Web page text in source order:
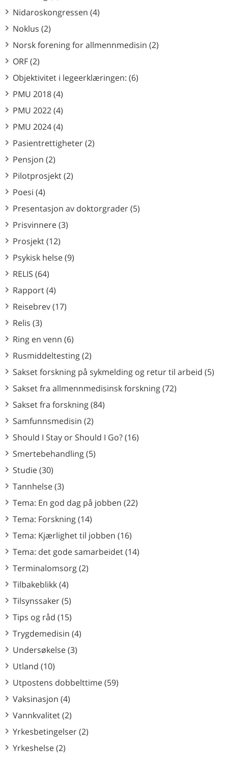
Nidaroskongressen (4)
Noklus (2)
Norsk forening for allmennmedisin (2)
ORF (2)
Objektivitet i legeerklæringen: (6)
PMU 2018 (4)
PMU 2022 (4)
PMU 2024 (4)
Pasientrettigheter (2)
Pensjon (2)
Pilotprosjekt (2)
Poesi (4)
Presentasjon av doktorgrader (5)
Prisvinnere (3)
Prosjekt (12)
Psykisk helse (9)
RELIS (64)
Rapport (4)
Reisebrev (17)
Relis (3)
Ring en venn (6)
Rusmiddeltesting (2)
Sakset forskning på sykmelding og retur til arbeid (5)
Sakset fra allmennmedisinsk forskning (72)
Sakset fra forskning (84)
Samfunnsmedisin (2)
Should I Stay or Should I Go? (16)
Smertebehandling (5)
Studie (30)
Tannhelse (3)
Tema: En god dag på jobben (22)
Tema: Forskning (14)
Tema: Kjærlighet til jobben (16)
Tema: det gode samarbeidet (14)
Terminalomsorg (2)
Tilbakeblikk (4)
Tilsynssaker (5)
Tips og råd (15)
Trygdemedisin (4)
Undersøkelse (3)
Utland (10)
Utpostens dobbelttime (59)
Vaksinasjon (4)
Vannkvalitet (2)
Yrkesbetingelser (2)
Yrkeshelse (2)